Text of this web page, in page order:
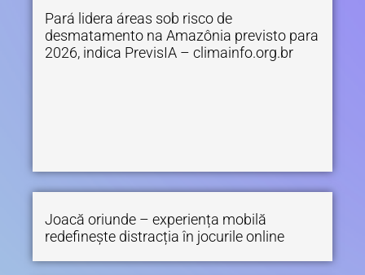
Pará lidera áreas sob risco de
desmatamento na Amazônia previsto para
2026, indica PrevisIA – climainfo.org.br
Joacă oriunde – experiența mobilă
redefinește distracția în jocurile online